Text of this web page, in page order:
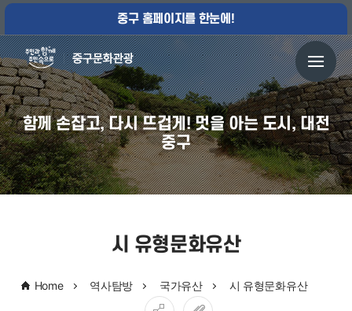
중구 홈페이지를 한눈에!
함께 손잡고, 다시 뜨겁게! 멋을 아는 도시, 대전
중구
시 유형문화유산
Home 역사탐방 국가유산 시 유형문화유산